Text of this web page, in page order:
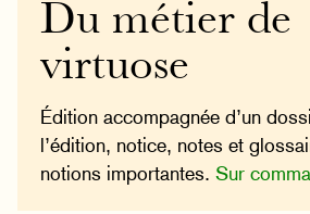
Du métier de
virtuose
Édition accompagnée d’un
l’édition, notice, notes et
notions importantes.Sur